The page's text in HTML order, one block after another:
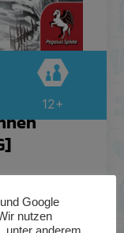
12+
Google
nutzen
unter anderem